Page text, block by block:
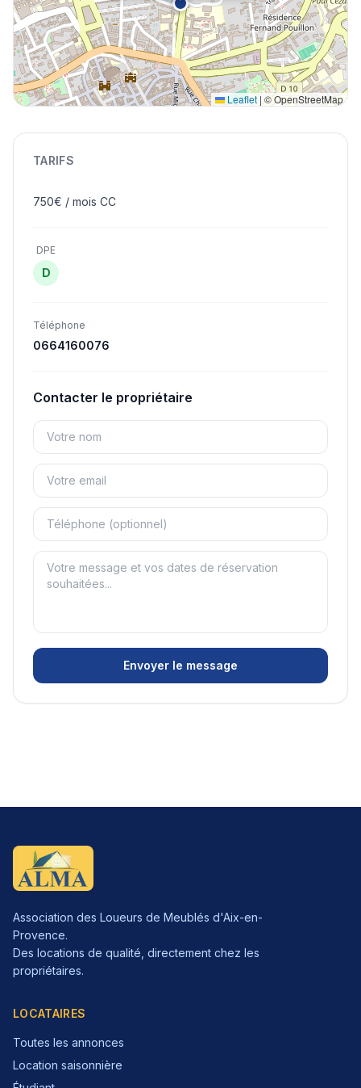
Leaflet | © OpenStreetMap
TARIFS
750€ / mois CC
DPE
D
Téléphone
0664160076
Contacter le propriétaire
Envoyer le message
Association des Loueurs de Meublés d'Aix-en-
Provence.
Des locations de qualité, directement chez les
propriétaires.
LOCATAIRES
Toutes les annonces
Location saisonnière